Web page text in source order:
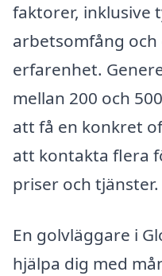
faktorer, inklusive
arbetsomfång
erfarenhet.
mellan 200 och
att få en konkret
att kontakta flera
priser och tjänster.
En golvläggare i
hjälpa dig med